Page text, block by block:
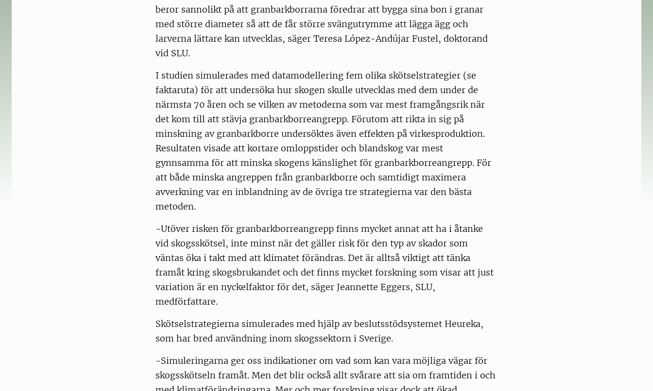
beror sannolikt på att granbarkborrarna föredrar att bygga sina bon i granar
med större diameter så att de får större svängutrymme att lägga ägg och
larverna lättare kan utvecklas, säger Teresa López-Andújar Fustel, doktorand
vid SLU.
I studien simulerades med datamodellering fem olika skötselstrategier (se
faktaruta) för att undersöka hur skogen skulle utvecklas med dem under de
närmsta 70 åren och se vilken av metoderna som var mest framgångsrik när
det kom till att stävja granbarkborreangrepp. Förutom att rikta in sig på
minskning av granbarkborre undersöktes även effekten på virkesproduktion.
Resultaten visade att kortare omloppstider och blandskog var mest
gynnsamma för att minska skogens känslighet för granbarkborreangrepp. För
att både minska angreppen från granbarkborre och samtidigt maximera
avverkning var en inblandning av de övriga tre strategierna var den bästa
metoden.
-Utöver risken för granbarkborreangrepp finns mycket annat att ha i åtanke
vid skogsskötsel, inte minst när det gäller risk för den typ av skador som
väntas öka i takt med att klimatet förändras. Det är alltså viktigt att tänka
framåt kring skogsbrukandet och det finns mycket forskning som visar att just
variation är en nyckelfaktor för det, säger Jeannette Eggers, SLU,
medförfattare.
Skötselstrategierna simulerades med hjälp av beslutsstödsystemet Heureka,
som har bred användning inom skogssektorn i Sverige.
-Simuleringarna ger oss indikationer om vad som kan vara möjliga vägar för
skogsskötseln framåt. Men det blir också allt svårare att sia om framtiden i och